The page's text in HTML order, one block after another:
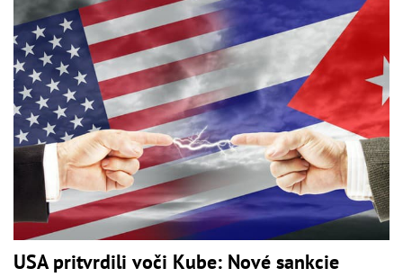
USA pritvrdili voči Kube: Nové sankcie